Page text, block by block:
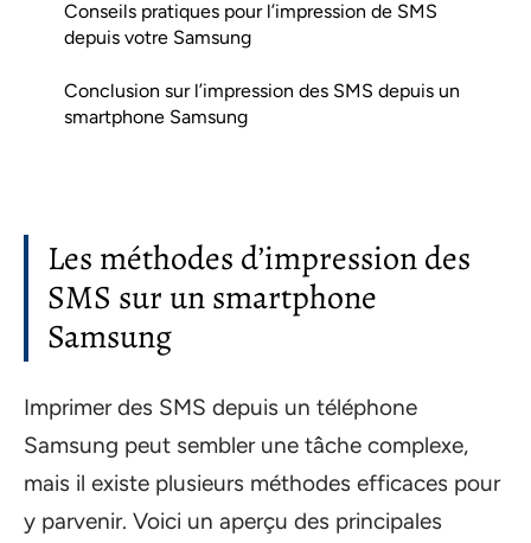
Conseils pratiques pour l’impression de SMS
depuis votre Samsung
Conclusion sur l’impression des SMS depuis un
smartphone Samsung
Les méthodes d’impression des
SMS sur un smartphone
Samsung
Imprimer des SMS depuis un téléphone
Samsung peut sembler une tâche complexe,
mais il existe plusieurs méthodes efficaces pour
y parvenir. Voici un aperçu des principales